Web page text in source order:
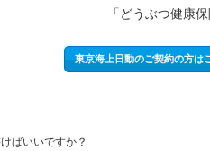
「どうぶつ健康
東京海上日動のご契約の方は
ばいいですか？